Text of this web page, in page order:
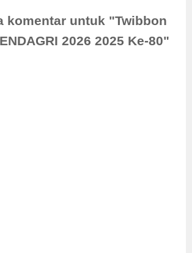
komentar untuk "Twibbon
2026 2025 Ke-80"